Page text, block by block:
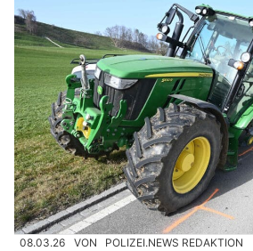
08.03.26 VON POLIZEI.NEWS REDAKTION